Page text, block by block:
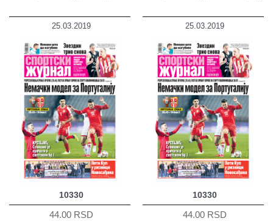
25.03.2019
10330
44.00 RSD
25.03.2019
10330
44.00 RSD